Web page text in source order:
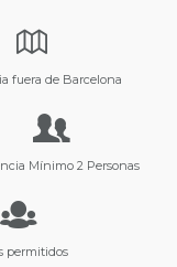
fuera de Barcelona
Mínimo 2 Personas
permitidos